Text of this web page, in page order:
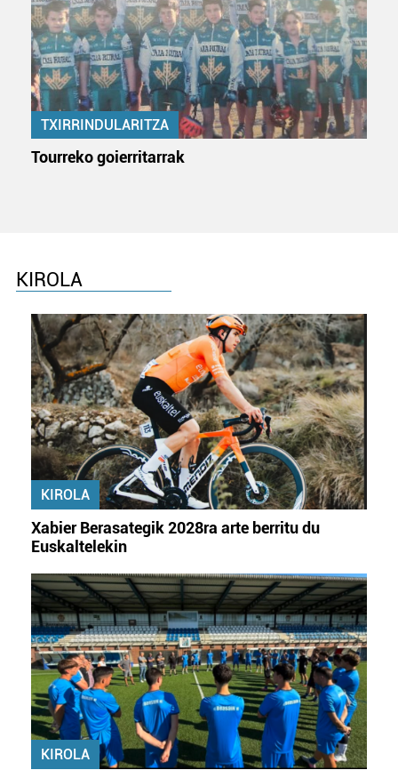
TXIRRINDULARITZA
Tourreko goierritarrak
KIROLA
KIROLA
Xabier Berasategik 2028ra arte berritu du
Euskaltelekin
KIROLA